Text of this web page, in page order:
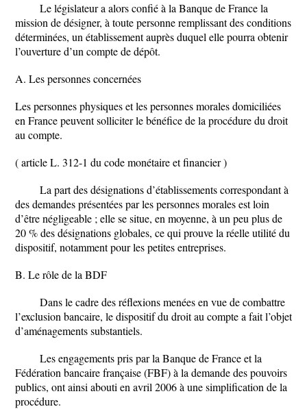
Le législateur a alors confié à la Banque de France la
mission de désigner, à toute personne remplissant des conditions
déterminées, un établissement auprès duquel elle pourra obtenir
l’ouverture d’un compte de dépôt.
A. Les personnes concernées
Les personnes physiques et les personnes morales domiciliées
en France peuvent solliciter le bénéfice de la procédure du droit
au compte.
( article L. 312-1 du code monétaire et financier )
La part des désignations d’établissements correspondant à
des demandes présentées par les personnes morales est loin
d’être négligeable ; elle se situe, en moyenne, à un peu plus de
20 % des désignations globales, ce qui prouve la réelle utilité du
dispositif, notamment pour les petites entreprises.
B. Le rôle de la BDF
Dans le cadre des réflexions menées en vue de combattre
l’exclusion bancaire, le dispositif du droit au compte a fait l’objet
d’aménagements substantiels.
Les engagements pris par la Banque de France et la
Fédération bancaire française (FBF) à la demande des pouvoirs
publics, ont ainsi abouti en avril 2006 à une simplification de la
procédure.